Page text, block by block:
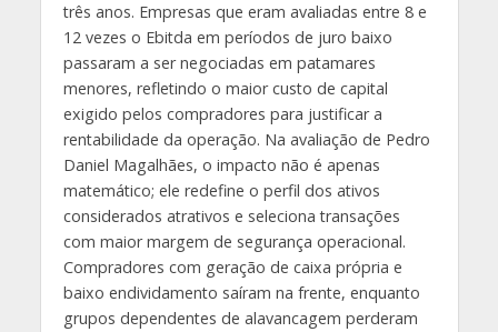
três anos. Empresas que eram avaliadas entre 8 e
12 vezes o Ebitda em períodos de juro baixo
passaram a ser negociadas em patamares
menores, refletindo o maior custo de capital
exigido pelos compradores para justificar a
rentabilidade da operação. Na avaliação de Pedro
Daniel Magalhães, o impacto não é apenas
matemático; ele redefine o perfil dos ativos
considerados atrativos e seleciona transações
com maior margem de segurança operacional.
Compradores com geração de caixa própria e
baixo endividamento saíram na frente, enquanto
grupos dependentes de alavancagem perderam